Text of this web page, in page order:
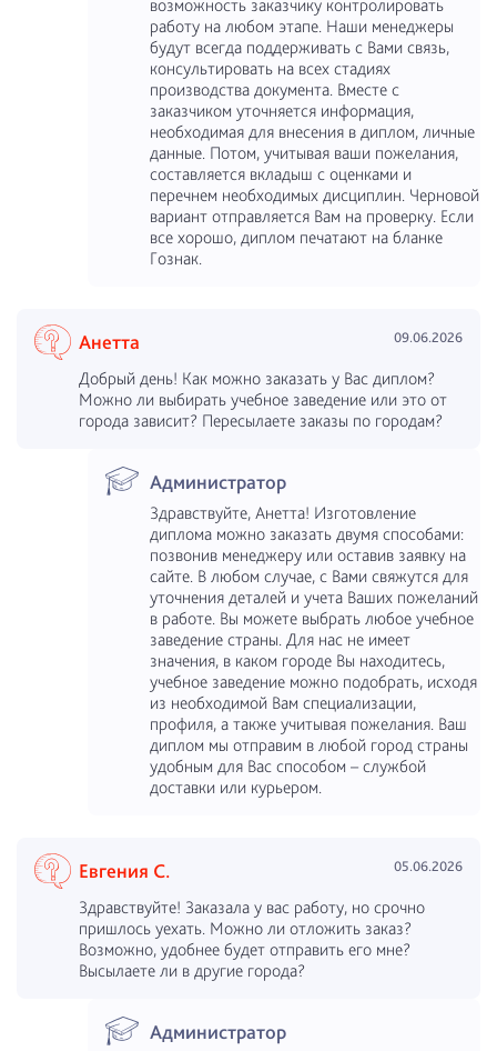
возможность заказчику контролировать
работу на любом этапе. Наши менеджеры
будут всегда поддерживать с Вами связь,
консультировать на всех стадиях
производства документа. Вместе с
заказчиком уточняется информация,
необходимая для внесения в диплом, личные
данные. Потом, учитывая ваши пожелания,
составляется вкладыш с оценками и
перечнем необходимых дисциплин. Черновой
вариант отправляется Вам на проверку. Если
все хорошо, диплом печатают на бланке
Гознак.
Анетта 09.06.2026
Добрый день! Как можно заказать у Вас диплом?
Можно ли выбирать учебное заведение или это от
города зависит? Пересылаете заказы по городам?
Администратор
Здравствуйте, Анетта! Изготовление
диплома можно заказать двумя способами:
позвонив менеджеру или оставив заявку на
сайте. В любом случае, с Вами свяжутся для
уточнения деталей и учета Ваших пожеланий
в работе. Вы можете выбрать любое учебное
заведение страны. Для нас не имеет
значения, в каком городе Вы находитесь,
учебное заведение можно подобрать, исходя
из необходимой Вам специализации,
профиля, а также учитывая пожелания. Ваш
диплом мы отправим в любой город страны
удобным для Вас способом – службой
доставки или курьером.
Евгения С. 05.06.2026
Здравствуйте! Заказала у вас работу, но срочно
пришлось уехать. Можно ли отложить заказ?
Возможно, удобнее будет отправить его мне?
Высылаете ли в другие города?
Администратор